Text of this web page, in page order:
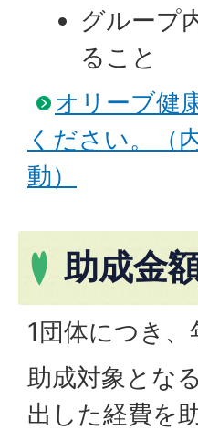
グループ
ること
オリーブ健
ください。（
動）
助成金
1団体につき
助成対象とな
出した経費を